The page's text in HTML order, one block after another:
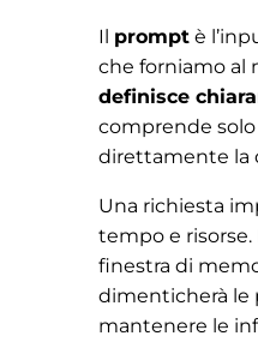
Il prompt è
che forniamo al
definisce
comprende
direttamente la
Una richiesta
tempo e
finestra di
dimenticherà le
mantenere le